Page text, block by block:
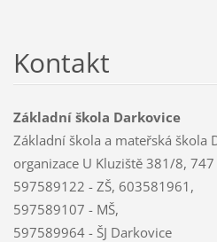
Kontakt
Základní škola Darkovice
Základní škola a mateřská škola
organizace U Kluziště 381/8,
597589122 - ZŠ, 603581961,
597589107 - MŠ,
597589964 - ŠJ Darkovice